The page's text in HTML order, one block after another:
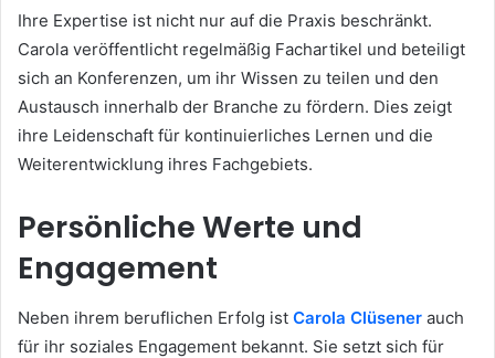
Ihre Expertise ist nicht nur auf die Praxis beschränkt.
Carola veröffentlicht regelmäßig Fachartikel und beteiligt
sich an Konferenzen, um ihr Wissen zu teilen und den
Austausch innerhalb der Branche zu fördern. Dies zeigt
ihre Leidenschaft für kontinuierliches Lernen und die
Weiterentwicklung ihres Fachgebiets.
Persönliche Werte und
Engagement
Neben ihrem beruflichen Erfolg ist Carola Clüsener auch
für ihr soziales Engagement bekannt. Sie setzt sich für